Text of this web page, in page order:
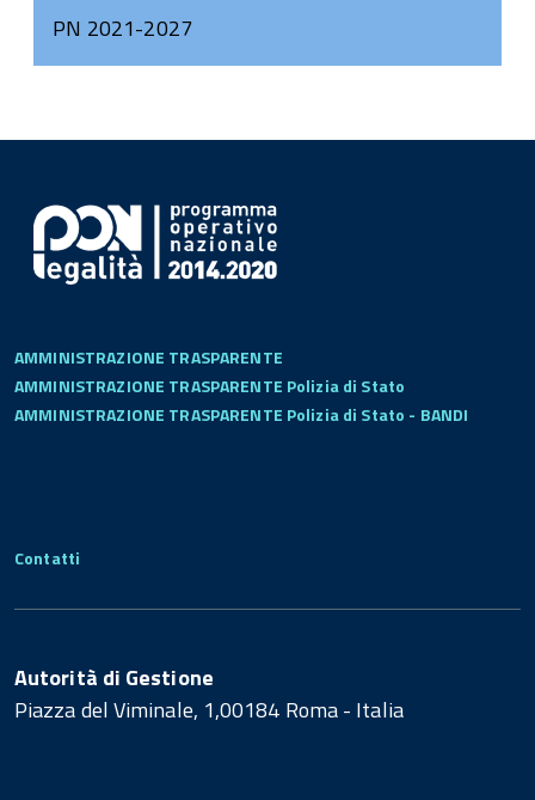
PN 2021-2027
AMMINISTRAZIONE TRASPARENTE
AMMINISTRAZIONE TRASPARENTE Polizia di Stato
AMMINISTRAZIONE TRASPARENTE Polizia di Stato - BANDI
Contatti
Autorità di Gestione
Piazza del Viminale, 1,00184 Roma - Italia